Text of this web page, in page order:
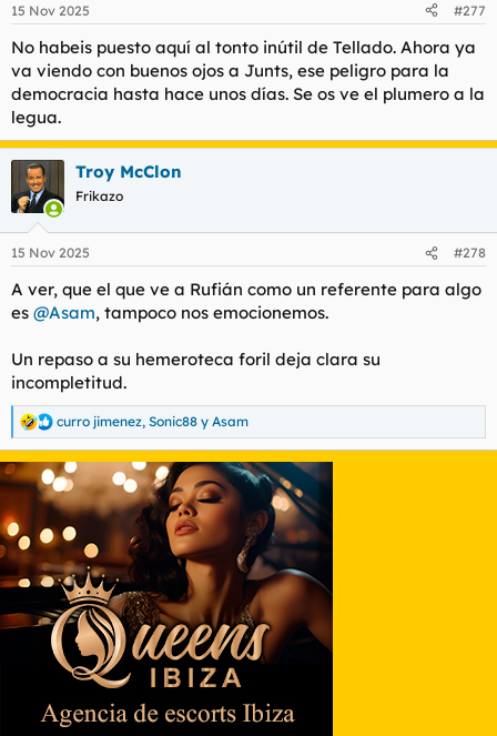
e
:
15 Nov 2025 #277
No habeis puesto aquí al tonto inútil de Tellado. Ahora ya
va viendo con buenos ojos a Junts, ese peligro para la
democracia hasta hace unos días. Se os ve el plumero a la
legua.
Troy McClon
Frikazo
15 Nov 2025 #278
A ver, que el que ve a Rufián como un referente para algo
es @Asam, tampoco nos emocionemos.
Un repaso a su hemeroteca foril deja clara su
incompletitud.
R
e
a
c
o
n
s
curro jimenez, Sonic88 y Asam